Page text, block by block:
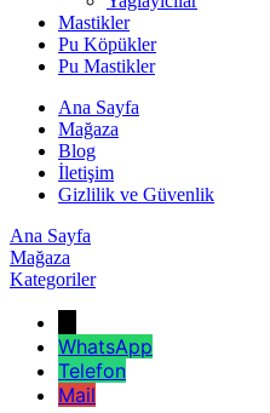
Mastikler
Pu Köpükler
Pu Mastikler
Ana Sayfa
Mağaza
Blog
İletişim
Gizlilik ve Güvenlik
Ana Sayfa
Mağaza
Kategoriler
WhatsApp
Telefon
Mail